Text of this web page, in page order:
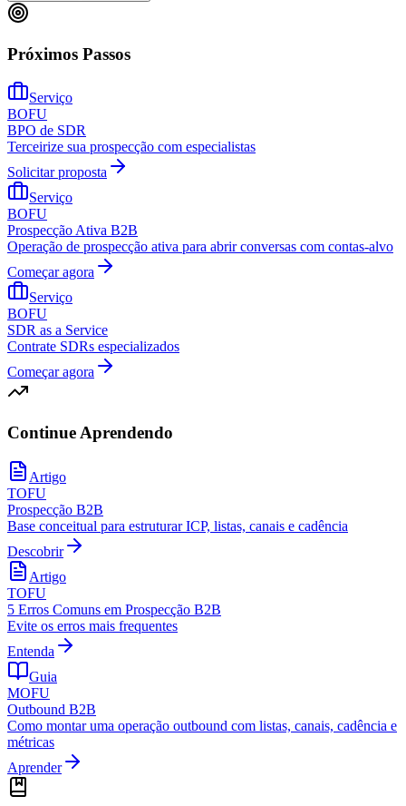
Próximos Passos
Serviço
BOFU
BPO de SDR
Terceirize sua prospecção com especialistas
Solicitar proposta
Serviço
BOFU
Prospecção Ativa B2B
Operação de prospecção ativa para abrir conversas com contas-alvo
Começar agora
Serviço
BOFU
SDR as a Service
Contrate SDRs especializados
Começar agora
Continue Aprendendo
Artigo
TOFU
Prospecção B2B
Base conceitual para estruturar ICP, listas, canais e cadência
Descobrir
Artigo
TOFU
5 Erros Comuns em Prospecção B2B
Evite os erros mais frequentes
Entenda
Guia
MOFU
Outbound B2B
Como montar uma operação outbound com listas, canais, cadência e
métricas
Aprender